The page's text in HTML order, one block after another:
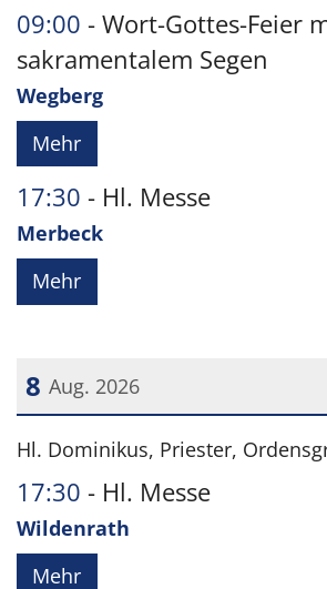
09:00
Wort-Gottes-Feier
sakramentalem Segen
Wegberg
Mehr
17:30 Hl. Messe
Merbeck
Mehr
8 Aug. 2026
Datum: 8. August 2026
Hl. Dominikus, Priester,
17:30 Hl. Messe
Wildenrath
Mehr